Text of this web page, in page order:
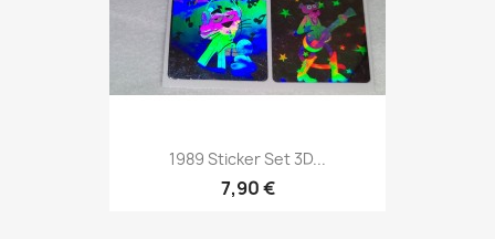
1989 Sticker Set 3D...
7,90 €